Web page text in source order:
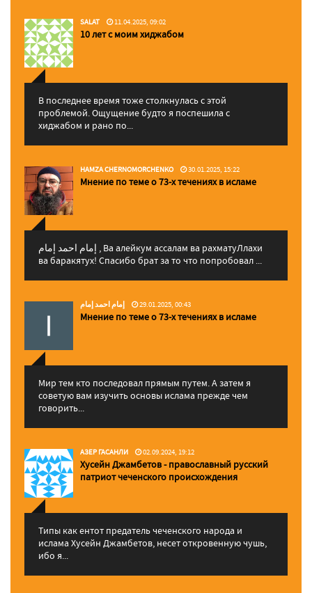
SALAT 11.04.2025, 09:02
10 лет с моим хиджабом
В последнее время тоже столкнулась с этой
проблемой. Ощущение будто я поспешила с
хиджабом и рано по...
HAMZA CHERNOMORCHENKO 30.01.2025, 15:22
Мнение по теме о 73-х течениях в исламе
إمام احمد إمام , Ва алейкум ассалам ва рахматуЛлахи
ва баракятух! Спасибо брат за то что попробовал ...
إمام احمد إمام 29.01.2025, 00:43
Мнение по теме о 73-х течениях в исламе
Мир тем кто последовал прямым путем. А затем я
советую вам изучить основы ислама прежде чем
говорить...
АЗЕР ГАСАНЛИ 02.09.2024, 19:12
Хусейн Джамбетов - православный русский
патриот чеченского происхождения
Типы как ентот предатель чеченского народа и
ислама Хусейн Джамбетов, несет откровенную чушь,
ибо я...